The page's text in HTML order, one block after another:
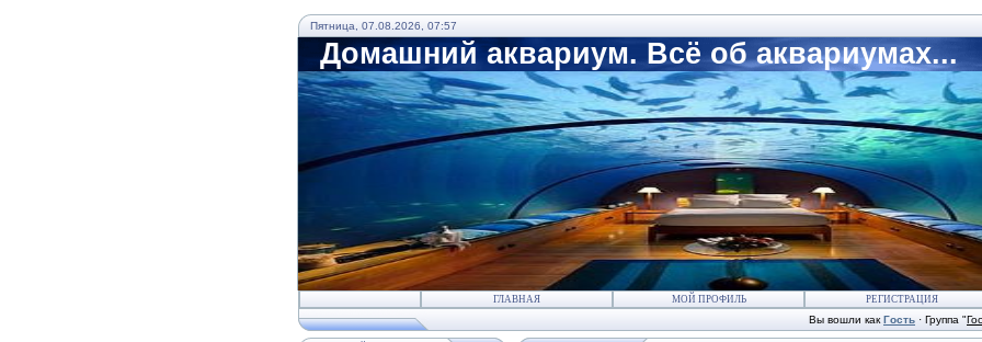
Пятница, 07.08.2026, 07:57
Домашний аквариум. Всё об аквариумах...
ГЛАВНАЯ МОЙ ПРОФИЛЬ РЕГИСТРАЦИЯ
Вы вошли как Гость · Группа "